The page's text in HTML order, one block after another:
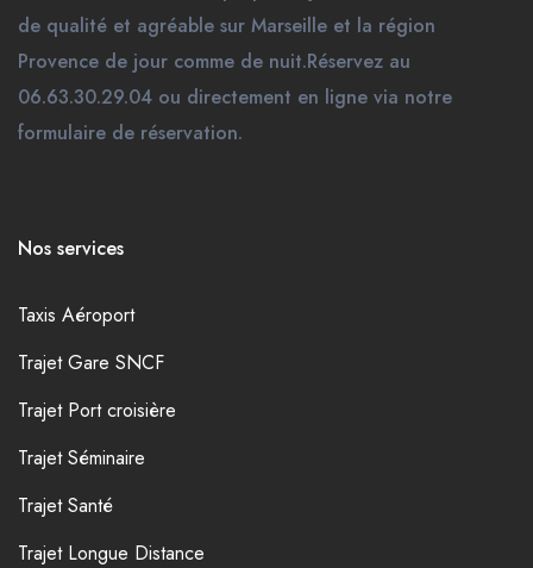
de qualité et agréable sur Marseille et la région
Provence de jour comme de nuit.Réservez au
06.63.30.29.04 ou directement en ligne via notre
formulaire de réservation.
Nos services
Taxis Aéroport
Trajet Gare SNCF
Trajet Port croisière
Trajet Séminaire
Trajet Santé
Trajet Longue Distance